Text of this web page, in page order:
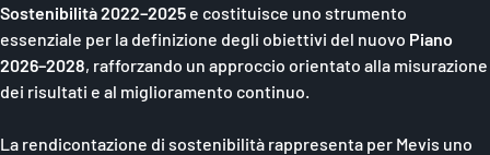
Sostenibilità 2022–2025 e costituisce uno strumento
essenziale per la definizione degli obiettivi del nuovo Piano
2026–2028, rafforzando un approccio orientato alla misurazione
dei risultati e al miglioramento continuo.
La rendicontazione di sostenibilità rappresenta per Mevis uno